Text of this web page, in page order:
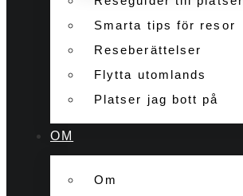
Smarta tips för resor
Reseberättelser
Flytta utomlands
Platser jag bott på
OM
Om